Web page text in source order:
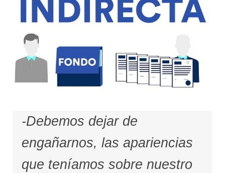
-Debemos dejar de
engañarnos, las apariencias
que teníamos sobre nuestro